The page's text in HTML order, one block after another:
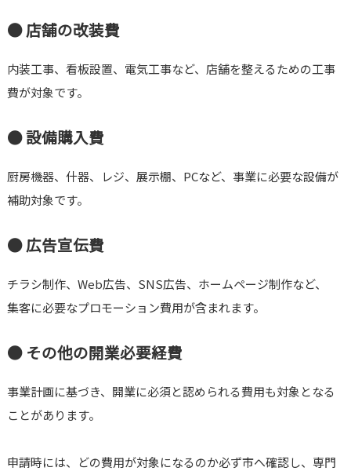
● 店舗の改装費
内装工事、看板設置、電気工事など、店舗を整えるための工事
費が対象です。
● 設備購入費
厨房機器、什器、レジ、展示棚、PCなど、事業に必要な設備が
補助対象です。
● 広告宣伝費
チラシ制作、Web広告、SNS広告、ホームページ制作など、
集客に必要なプロモーション費用が含まれます。
● その他の開業必要経費
事業計画に基づき、開業に必須と認められる費用も対象となる
ことがあります。
申請時には、どの費用が対象になるのか必ず市へ確認し、専門